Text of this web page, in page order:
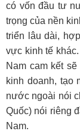
có vốn đầu tư
trọng của nền
triển lâu dài,
vực kinh tế
Nam cam kết
kinh doanh, tạo
nước ngoài nói
Quốc) nói riêng
Nam.